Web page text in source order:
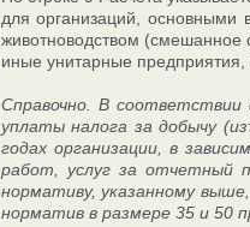
для организаций, основными
животноводством (смешанное
иные унитарные предприятия,
Справочно. В
уплаты налога за добычу
годах организации, в
работ, услуг за отчетный
нормативу, указанному
норматив в размере 35 и 50